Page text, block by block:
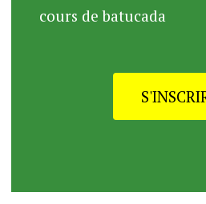
cours de batucada